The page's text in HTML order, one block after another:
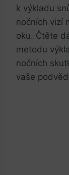
k výkladu
nočních vizí
oku. Čtěte
metodu
nočních
vaše